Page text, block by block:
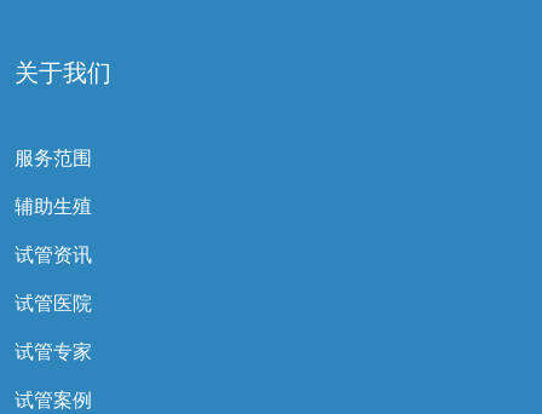
关于我们
服务范围
辅助生殖
试管资讯
试管医院
试管专家
试管案例